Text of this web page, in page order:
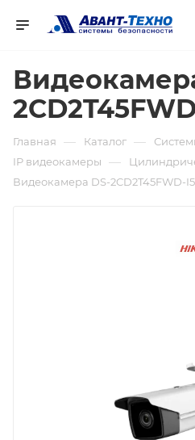
Главная — Каталог —
IP видеокамеры —
Видеокамера DS-2CD2T45FWD-